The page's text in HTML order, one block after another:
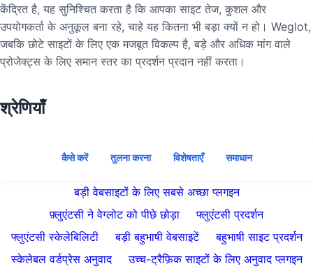
केंद्रित है, यह सुनिश्चित करता है कि आपका साइट तेज, कुशल और
उपयोगकर्ता के अनुकूल बना रहे, चाहे यह कितना भी बड़ा क्यों न हो। Weglot,
जबकि छोटे साइटों के लिए एक मजबूत विकल्प है, बड़े और अधिक मांग वाले
प्रोजेक्ट्स के लिए समान स्तर का प्रदर्शन प्रदान नहीं करता।
श्रेणियाँ
कैसे करें तुलना करना विशेषताएँ समाधान
बड़ी वेबसाइटों के लिए सबसे अच्छा प्लगइन
फ़्लुएंटसी ने वेग्लोट को पीछे छोड़ा
फ्लुएंटसी प्रदर्शन
फ्लुएंटसी स्केलेबिलिटी
बड़ी बहुभाषी वेबसाइटें
बहुभाषी साइट प्रदर्शन
स्केलेबल वर्डप्रेस अनुवाद
उच्च-ट्रैफ़िक साइटों के लिए अनुवाद प्लगइन